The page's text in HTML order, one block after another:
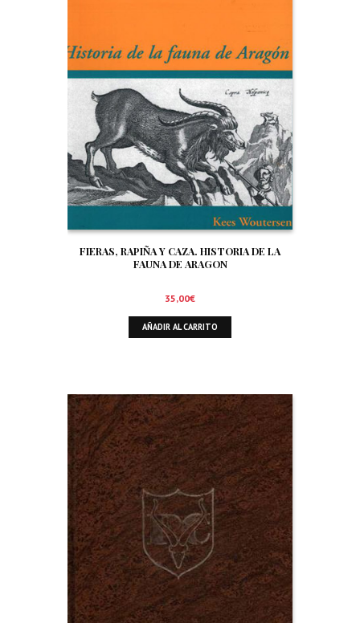
FIERAS, RAPIÑA Y CAZA. HISTORIA DE LA
FAUNA DE ARAGON
35,00€
AÑADIR AL CARRITO